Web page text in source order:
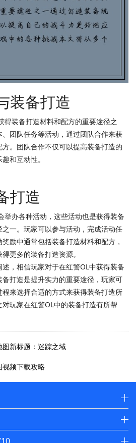
装备打造
得装备打造材料和配方的重要途径之
团队任务等活动，通过团队合作来获
。团队合作不仅可以提高装备打造的
和互动性。
打造
举办各种活动，这些活动也是获得装备
一。玩家可以参与活动，完成活动任
励中通常包括装备打造材料和配方，
更多的装备打造资源。
，相信玩家对于在红警OL中获得装备
打造是提升实力的重要途径，玩家可
来选择合适的方式来获得装备打造所
玩家在红警OL中的装备打造有所帮
图新标题：迷踪之域
视频下载攻略